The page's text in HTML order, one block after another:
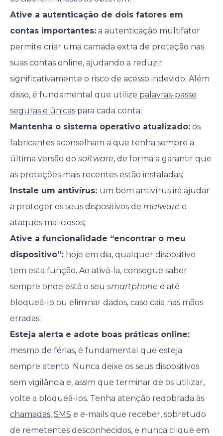
Ative a autenticação de dois fatores em
contas importantes:a autenticação multifator
permite criar uma camada extra de proteção nas
suas contas online, ajudando a reduzir
significativamente o risco de acesso indevido. Além
disso, é fundamental que utilize palavras-passe
seguras e únicaspara cada conta;
Mantenha o sistema operativo atualizado:os
fabricantes aconselham a que tenha sempre a
última versão do software, de forma a garantir que
as proteções mais recentes estão instaladas;
Instale um antivírus: um bom antivírus irá ajudar
a proteger os seus dispositivos de malware e
ataques maliciosos;
Ative a funcionalidade “encontrar o meu
dispositivo”: hoje em dia, qualquer dispositivo
tem esta função. Ao ativá-la, consegue saber
sempre onde está o seu smartphone e até
bloqueá-lo ou eliminar dados, caso caia nas mãos
erradas;
Esteja alerta e adote boas práticas online:
mesmo de férias, é fundamental que esteja
sempre atento. Nunca deixe os seus dispositivos
sem vigilância e, assim que terminar de os utilizar,
volte a bloqueá-los. Tenha atenção redobrada às
chamadas, SMS e e-mails que receber, sobretudo
de remetentes desconhecidos, e nunca clique em